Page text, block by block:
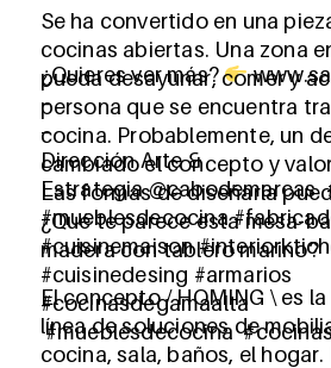
Se ha convertido en una
cocinas abiertas. Una zona
pueda desayunar, comer y
persona que se encuentra
cocina. Probablemente, un
cambiado el concepto y
Las formas de diseñarla
¿Qué te parece esta mesa-
madera con tablero marino?
El concepto / HOMING \ es
línea de soluciones de
cocina, sala, baños, el
¿Quieres ver más?
–
–
Dirección Arte &
Estrategia
#mueblesdecocina
#cuisinemaison
#cuisinedesing #armarios
#cocinasdegamaalta
#mueblesdecocina